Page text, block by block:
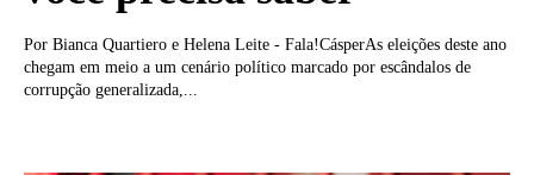
Por Bianca Quartiero e Helena Leite - Fala!CásperAs eleições deste ano
chegam em meio a um cenário político marcado por escândalos de
corrupção generalizada,...